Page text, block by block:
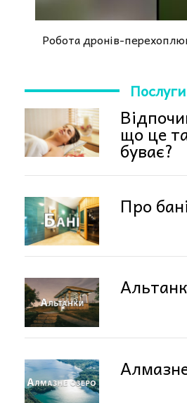
Робота дронів-
Послуги
що це
буває?
Про бані